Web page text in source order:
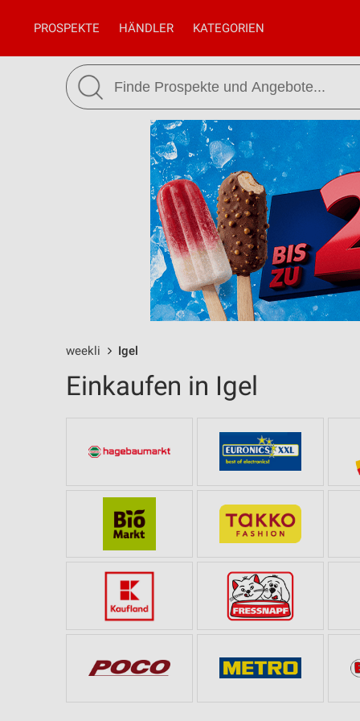
PROSPEKTE HÄNDLER KATEGORIEN
weekli Igel
Einkaufen in Igel